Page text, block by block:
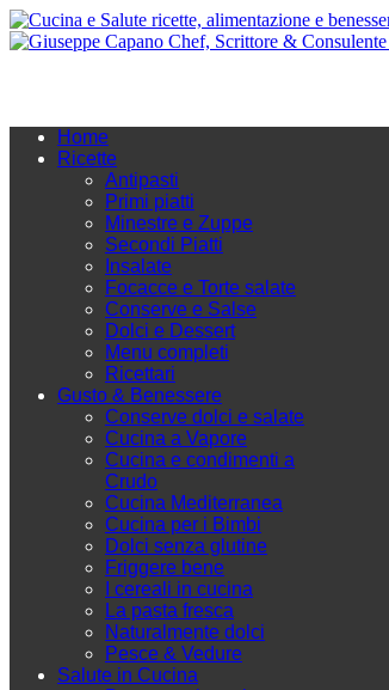
Home
Ricette
Antipasti
Primi piatti
Minestre e Zuppe
Secondi Piatti
Insalate
Focacce e Torte salate
Conserve e Salse
Dolci e Dessert
Menu completi
Ricettari
Gusto & Benessere
Conserve dolci e salate
Cucina a Vapore
Cucina e condimenti a
Crudo
Cucina Mediterranea
Cucina per i Bimbi
Dolci senza glutine
Friggere bene
I cereali in cucina
La pasta fresca
Naturalmente dolci
Pesce & Vedure
Salute in Cucina